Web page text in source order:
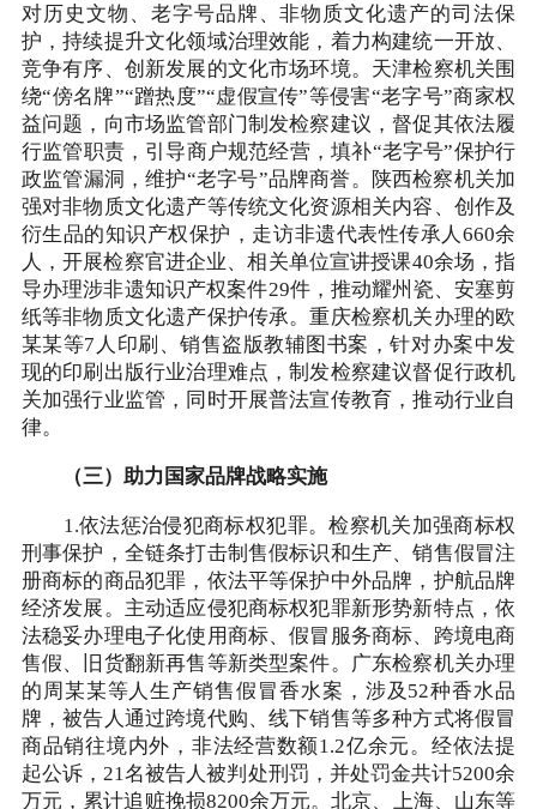
对历史文物、老字号品牌、非物质文化遗产的司法保
护，持续提升文化领域治理效能，着力构建统一开放、
竞争有序、创新发展的文化市场环境。天津检察机关围
绕“傍名牌”“蹭热度”“虚假宣传”等侵害“老字号”商家权
益问题，向市场监管部门制发检察建议，督促其依法履
行监管职责，引导商户规范经营，填补“老字号”保护行
政监管漏洞，维护“老字号”品牌商誉。陕西检察机关加
强对非物质文化遗产等传统文化资源相关内容、创作及
衍生品的知识产权保护，走访非遗代表性传承人660余
人，开展检察官进企业、相关单位宣讲授课40余场，指
导办理涉非遗知识产权案件29件，推动耀州瓷、安塞剪
纸等非物质文化遗产保护传承。重庆检察机关办理的欧
某某等7人印刷、销售盗版教辅图书案，针对办案中发
现的印刷出版行业治理难点，制发检察建议督促行政机
关加强行业监管，同时开展普法宣传教育，推动行业自
律。
（三）助力国家品牌战略实施
1.依法惩治侵犯商标权犯罪。检察机关加强商标权
刑事保护，全链条打击制售假标识和生产、销售假冒注
册商标的商品犯罪，依法平等保护中外品牌，护航品牌
经济发展。主动适应侵犯商标权犯罪新形势新特点，依
法稳妥办理电子化使用商标、假冒服务商标、跨境电商
售假、旧货翻新再售等新类型案件。广东检察机关办理
的周某某等人生产销售假冒香水案，涉及52种香水品
牌，被告人通过跨境代购、线下销售等多种方式将假冒
商品销往境内外，非法经营数额1.2亿余元。经依法提
起公诉，21名被告人被判处刑罚，并处罚金共计5200余
万元，累计追赃挽损8200余万元。北京、上海、山东等